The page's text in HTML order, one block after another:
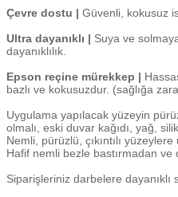
Çevre dostu | Güvenli, kokusuz
Ultra dayanıklı | Suya ve
dayanıklılık.
Epson reçine mürekkep |
bazlı ve kokusuzdur. (sağlığa
Uygulama yapılacak yüzeyin
olmalı, eski duvar kağıdı, yağ,
Nemli, pürüzlü, çıkıntılı
Hafif nemli bezle bastırmadan ve
Siparişleriniz darbelere